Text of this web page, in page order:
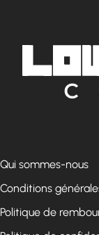
Qui sommes-nous
Conditions
Politique de